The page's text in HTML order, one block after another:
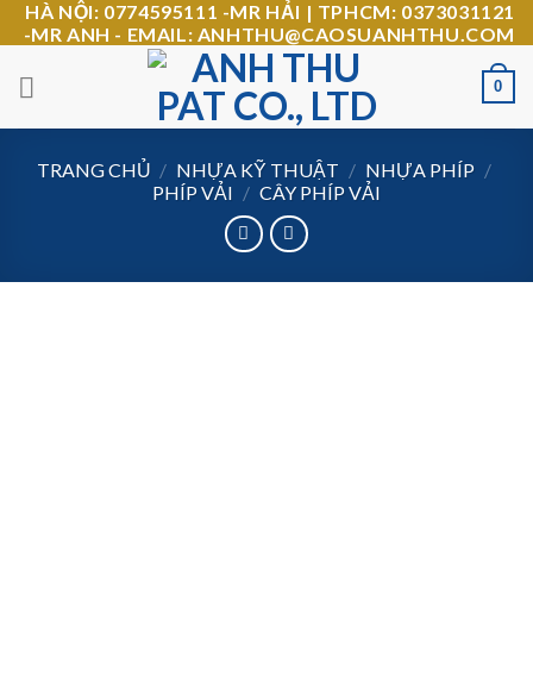
Skip
to
content
HÀ NỘI: 0774595111 -MR HẢI | TPHCM: 0373031121
-MR ANH - EMAIL: ANHTHU@CAOSUANHTHU.COM
0
TRANG CHỦ / NHỰA KỸ THUẬT / NHỰA PHÍP /
PHÍP VẢI / CÂY PHÍP VẢI